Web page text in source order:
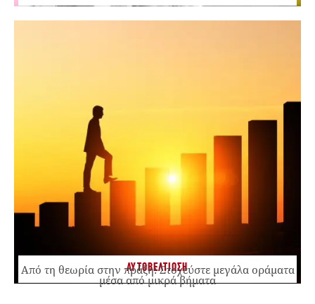
ΑΥΤΟΒΕΛΤΙΩΣΗ
Από τη θεωρία στην πράξη: Στοχεύστε μεγάλα οράματα
μέσα από μικρά βήματα